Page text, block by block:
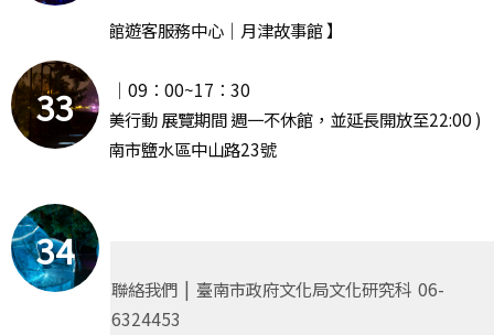
33
34
【 月之美術館遊客服務中心｜月津故事館 】
‧ 週一休館
‧ 開放時間 │09：00~17：30
( 2025 漫月美行動 展覽期間 週一不休館，並延長開放至22:00 )
· 地址｜臺南市鹽水區中山路23號
聯絡我們 | 臺南市政府文化局文化研究科 06-
6324453